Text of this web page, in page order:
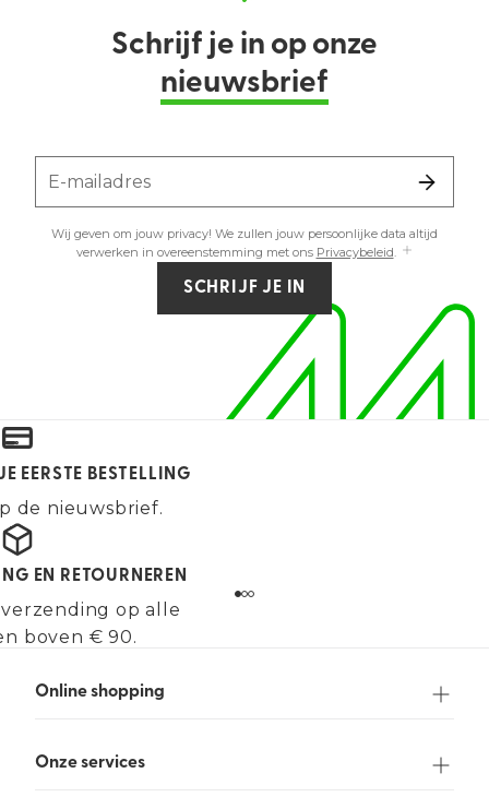
Schrijf je in op onze
nieuwsbrief
E-mailadres
Wij geven om jouw privacy! We zullen jouw persoonlijke data altijd
verwerken in overeenstemming met ons Privacybeleid.
SCHRIJF JE IN
EERSTE BESTELLING
de nieuwsbrief.
EN RETOURNEREN
op alle
boven € 90.
Online shopping
Onze services